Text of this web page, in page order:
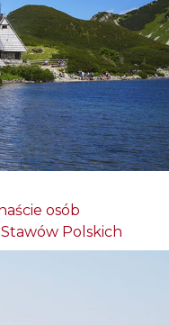
osób
Polskich